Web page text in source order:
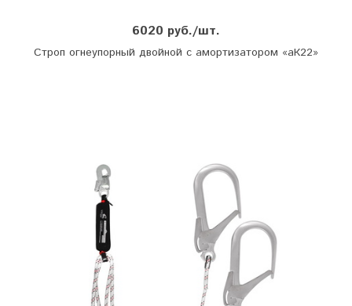
6020 руб./шт.
Строп огнеупорный двойной с амортизатором «аК22»